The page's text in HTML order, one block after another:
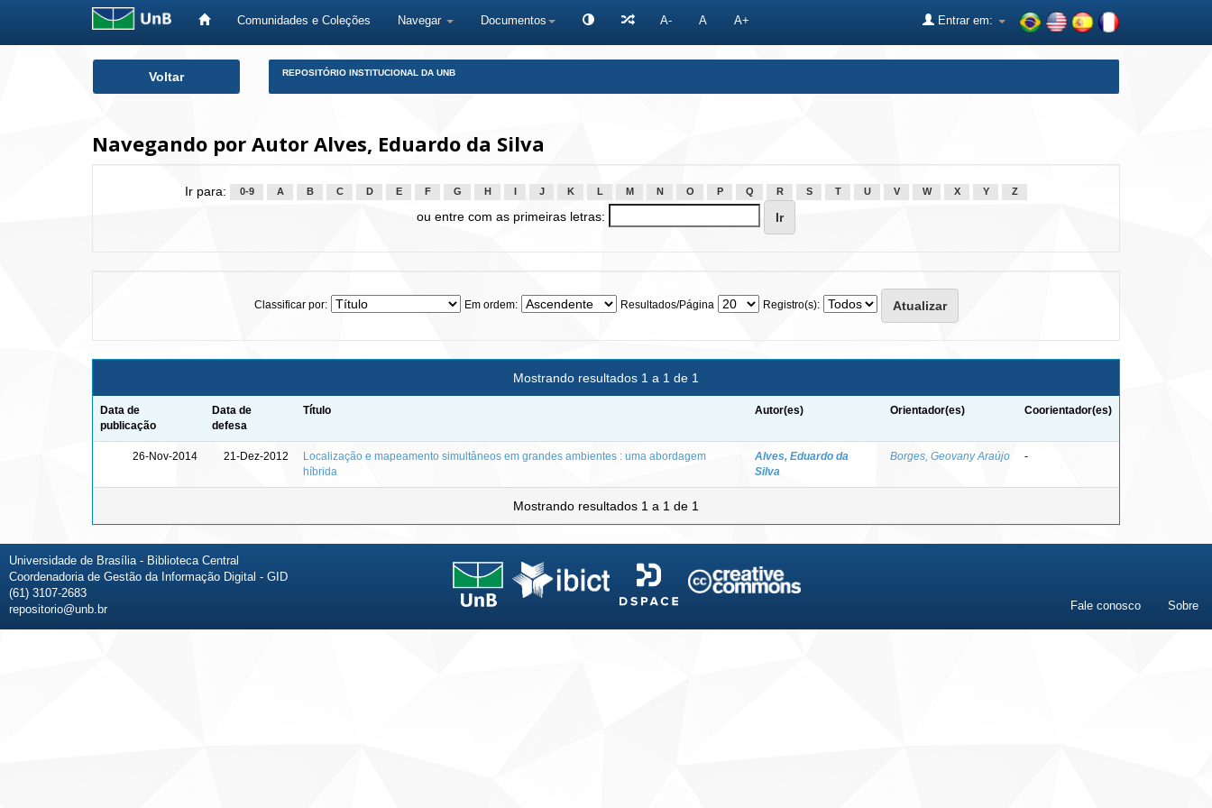
Comunidades e Coleções Navegar Documentos A- A A+ Entrar em:
Voltar REPOSITÓRIO INSTITUCIONAL DA UNB
Navegando por Autor Alves, Eduardo da Silva
Ir para: 0-9 A B C D E F G H J K L M N O P Q R S T U V W X Y Z
ou entre com as primeiras letras:
Classificar por: Em ordem: Resultados/Página Registro(s):
Mostrando resultados 1 a 1 de 1
Data de
publicação
Data de
defesa
Título Autor(es) Orientador(es) Coorientador(es)
26-Nov-2014 21-Dez-2012
Localização e mapeamento simultâneos em grandes ambientes : uma abordagem
híbrida
Alves, Eduardo da
Silva
Borges, Geovany Araújo -
Mostrando resultados 1 a 1 de 1
Universidade de Brasília - Biblioteca Central
Coordenadoria de Gestão da Informação Digital - GID
(61) 3107-2683
repositorio@unb.br
Fale conosco Sobre